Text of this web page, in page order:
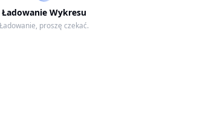
Ładowanie Wykresu
Ładowanie, proszę czekać.